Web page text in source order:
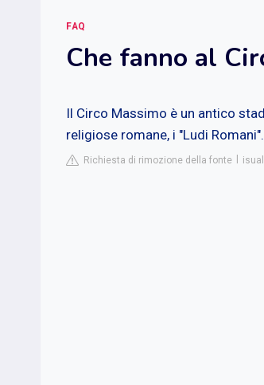
FAQ
Che fanno al
Il Circo Massimo è un antico
religiose romane, i "Ludi
Richiesta di rimozione della fonte